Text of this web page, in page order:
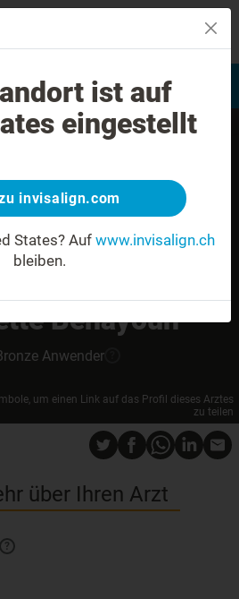
Invisalign Anwender finden
Benayoun
Anwender
um einen Link auf das Profil dieses Arztes
zu teilen
über Ihren Arzt
?
ist auf
eingestellt
invisalign.com
States? Auf www.invisalign.ch
bleiben.